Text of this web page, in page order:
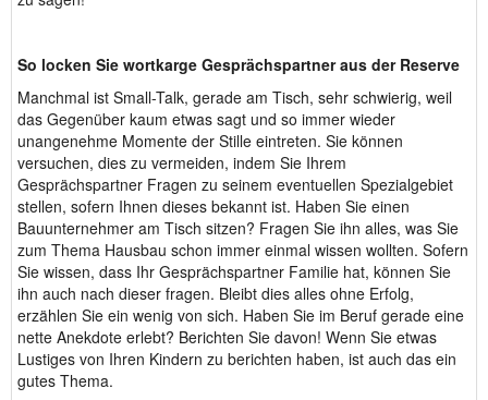
So locken Sie wortkarge Gesprächspartner aus der Reserve
Manchmal ist Small-Talk, gerade am Tisch, sehr schwierig, weil
das Gegenüber kaum etwas sagt und so immer wieder
unangenehme Momente der Stille eintreten. Sie können
versuchen, dies zu vermeiden, indem Sie Ihrem
Gesprächspartner Fragen zu seinem eventuellen Spezialgebiet
stellen, sofern Ihnen dieses bekannt ist. Haben Sie einen
Bauunternehmer am Tisch sitzen? Fragen Sie ihn alles, was Sie
zum Thema Hausbau schon immer einmal wissen wollten. Sofern
Sie wissen, dass Ihr Gesprächspartner Familie hat, können Sie
ihn auch nach dieser fragen. Bleibt dies alles ohne Erfolg,
erzählen Sie ein wenig von sich. Haben Sie im Beruf gerade eine
nette Anekdote erlebt? Berichten Sie davon! Wenn Sie etwas
Lustiges von Ihren Kindern zu berichten haben, ist auch das ein
gutes Thema.